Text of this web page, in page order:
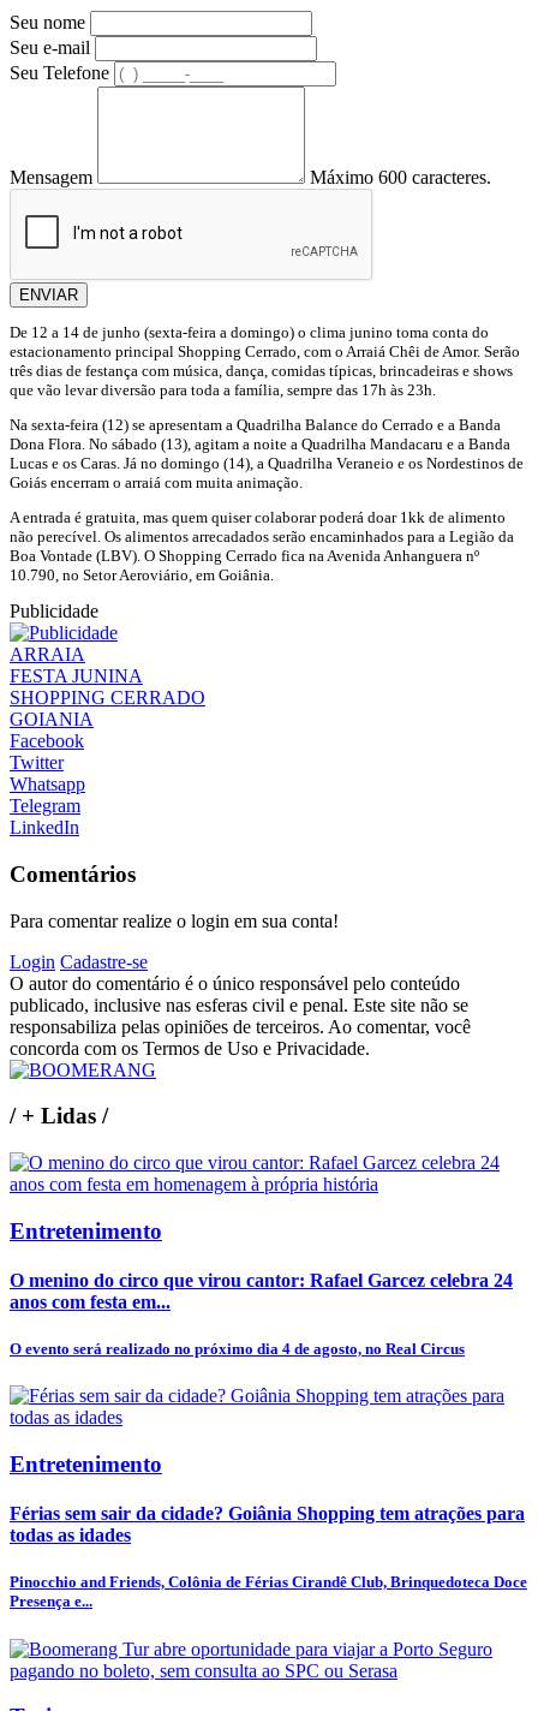
Seu nome
Seu e-mail
Seu Telefone
Mensagem Máximo 600 caracteres.
ENVIAR
De 12 a 14 de junho (sexta-feira a domingo) o clima junino toma conta do
estacionamento principal Shopping Cerrado, com o Arraiá Chêi de Amor. Serão
três dias de festança com música, dança, comidas típicas, brincadeiras e shows
que vão levar diversão para toda a família, sempre das 17h às 23h.
Na sexta-feira (12) se apresentam a Quadrilha Balance do Cerrado e a Banda
Dona Flora. No sábado (13), agitam a noite a Quadrilha Mandacaru e a Banda
Lucas e os Caras. Já no domingo (14), a Quadrilha Veraneio e os Nordestinos de
Goiás encerram o arraiá com muita animação.
A entrada é gratuita, mas quem quiser colaborar poderá doar 1kk de alimento
não perecível. Os alimentos arrecadados serão encaminhados para a Legião da
Boa Vontade (LBV). O Shopping Cerrado fica na Avenida Anhanguera nº
10.790, no Setor Aeroviário, em Goiânia.
Publicidade
ARRAIA
FESTA JUNINA
SHOPPING CERRADO
GOIANIA
Facebook
Twitter
Whatsapp
Telegram
LinkedIn
Comentários
Para comentar realize o login em sua conta!
Login Cadastre-se
O autor do comentário é o único responsável pelo conteúdo
publicado, inclusive nas esferas civil e penal. Este site não se
responsabiliza pelas opiniões de terceiros. Ao comentar, você
concorda com os Termos de Uso e Privacidade.
/+ Lidas /
Entretenimento
O menino do circo que virou cantor: Rafael Garcez celebra 24
anos com festa em...
O evento será realizado no próximo dia 4 de agosto, no Real Circus
Entretenimento
Férias sem sair da cidade? Goiânia Shopping tem atrações para
todas as idades
Pinocchio and Friends, Colônia de Férias Cirandê Club, Brinquedoteca Doce
Presença e...